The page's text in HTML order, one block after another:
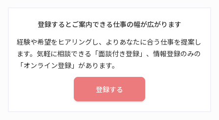
登録するとご案内できる仕事の幅が広がります
経験や希望をヒアリングし、よりあなたに合う仕事を提案し
ます。気軽に相談できる「面談付き登録」、情報登録のみの
「オンライン登録」があります。
登録する